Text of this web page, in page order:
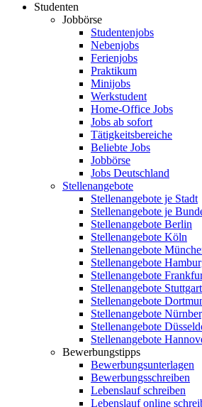
Studenten
Jobbörse
Studentenjobs
Nebenjobs
Ferienjobs
Praktikum
Minijobs
Werkstudent
Home-Office Jobs
Jobs ab sofort
Tätigkeitsbereiche
Beliebte Jobs
Jobbörse
Jobs Deutschland
Stellenangebote
Stellenangebote je Stadt
Stellenangebote je
Stellenangebote Berlin
Stellenangebote Köln
Stellenangebote
Stellenangebote
Stellenangebote
Stellenangebote Stuttgart
Stellenangebote
Stellenangebote
Stellenangebote
Stellenangebote
Bewerbungstipps
Bewerbungsunterlagen
Bewerbungsschreiben
Lebenslauf schreiben
Lebenslauf online